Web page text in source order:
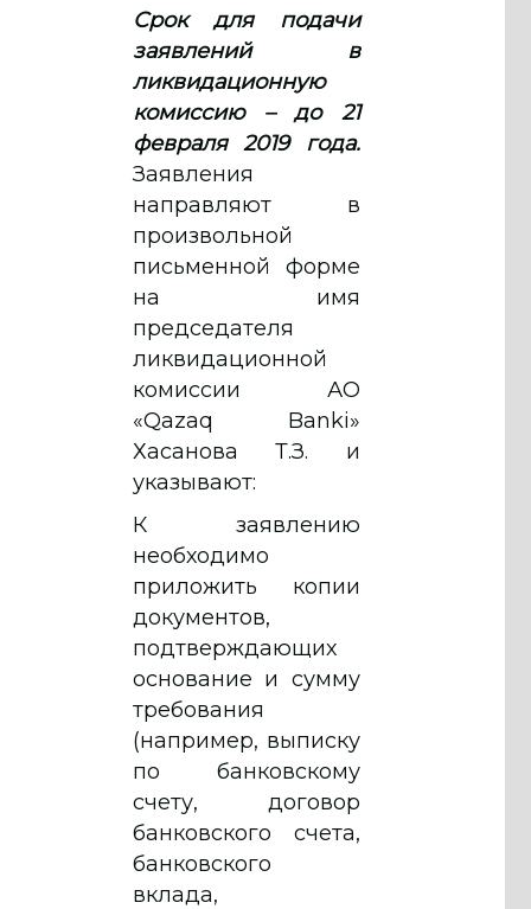
Срок для подачи
заявлений в
ликвидационную
комиссию – до 21
февраля 2019 года.
Заявления
направляют в
произвольной
письменной форме
на имя
председателя
ликвидационной
комиссии АО
«Qazaq Banki»
Хасанова Т.З. и
указывают:
К заявлению
необходимо
приложить копии
документов,
подтверждающих
основание и сумму
требования
(например, выписку
по банковскому
счету, договор
банковского счета,
банковского
вклада,